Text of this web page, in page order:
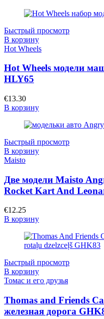
Быстрый просмотр
В корзину
Hot Wheels
Hot Wheels модели
HLY65
€13.30
В корзину
Быстрый просмотр
В корзину
Maisto
Две модели Maisto
Rocket Kart And
€12.25
В корзину
Быстрый просмотр
В корзину
Томас и его друзья
Thomas and Friends
железная дорога